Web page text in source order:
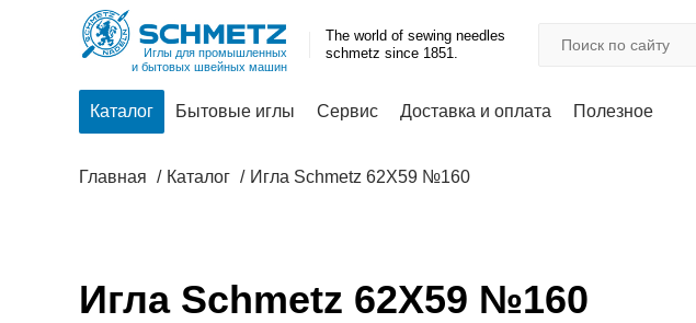
Иглы для промышленных
и бытовых швейных машин
The world of sewing needles
schmetz since 1851.
Каталог Бытовые иглы Сервис Доставка и оплата Полезное
Главная Каталог Игла Schmetz 62X59 №160
Игла Schmetz 62X59 №160